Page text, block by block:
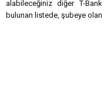
alabileceğiniz diğer T-
bulunan listede, şubeye olan